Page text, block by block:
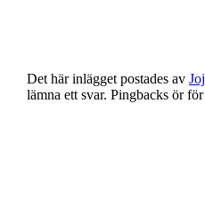
Det här inlägget postades av
lämna ett svar. Pingbacks ör